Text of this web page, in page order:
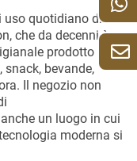
uso quotidiano di
che da decenni è
prodotto con
snack, bevande,
Il negozio non
un luogo in cui
moderna si